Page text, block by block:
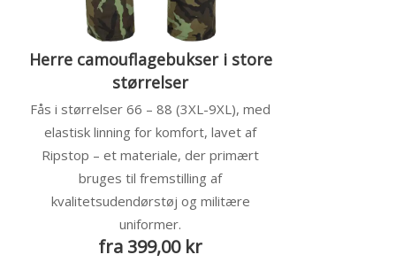
Herre camouflagebukser i store
størrelser
Fås i størrelser 66 – 88 (3XL-9XL), med
elastisk linning for komfort, lavet af
Ripstop – et materiale, der primært
bruges til fremstilling af
kvalitetsudendørstøj og militære
uniformer.
fra 399,00 kr